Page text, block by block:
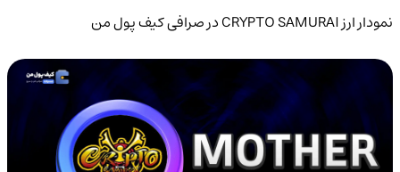
نمودار ارز CRYPTO SAMURAI در صرافی کیف پول من